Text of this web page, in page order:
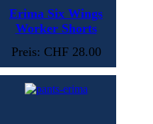
Erima Six Wings
Worker Shorts
Preis: CHF 28.00